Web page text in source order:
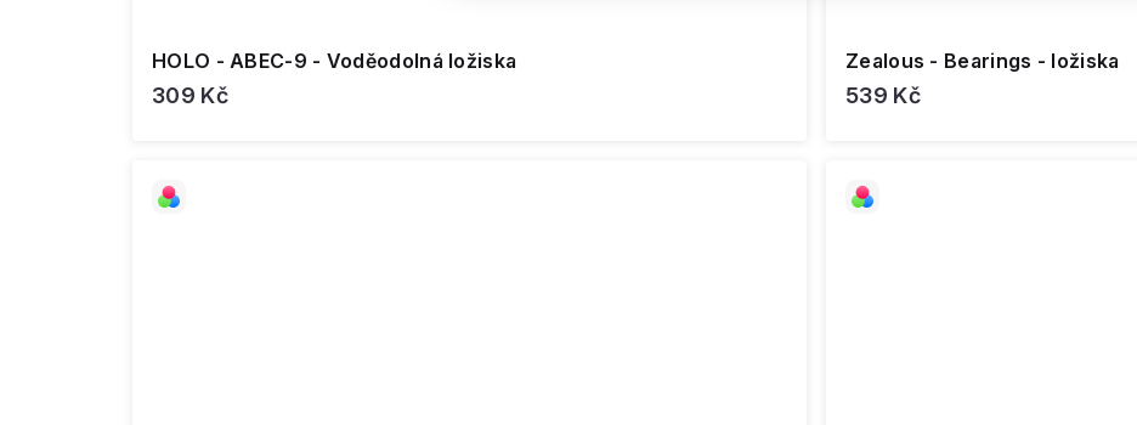
HOLO - ABEC-9 - Voděodolná ložiska
309 Kč
Zealous - Bearings - ložiska
539 Kč